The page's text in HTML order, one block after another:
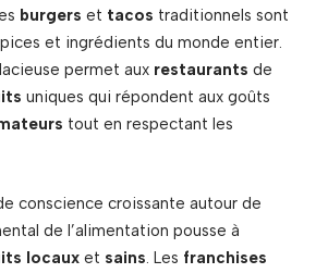
burgers et tacos traditionnels sont
et ingrédients du monde entier.
permet aux restaurants de
uniques qui répondent aux goûts
tout en respectant les
conscience croissante autour de
de l’alimentation pousse à
locaux et sains. Les franchises